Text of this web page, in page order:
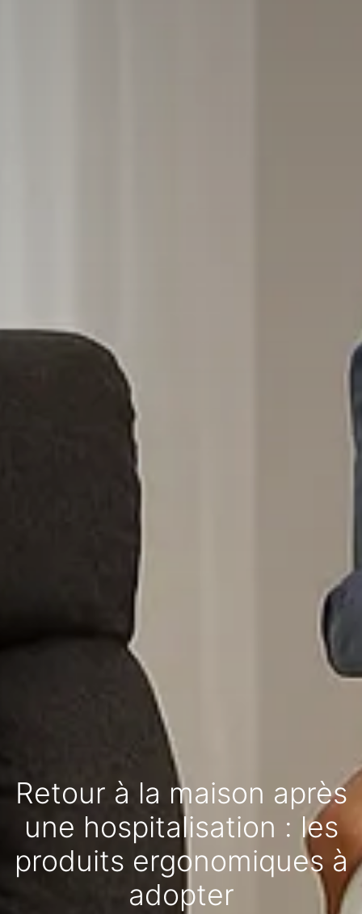
Retour à la maison après
une hospitalisation : les
produits ergonomiques à
adopter